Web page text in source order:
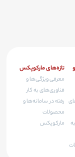
تازه‌های مارکوپکس
معرفی ویژگی‌ها و
فناوری‌های به کار
رفته در سامانه‌ها و
محصولات
مارکوپکس